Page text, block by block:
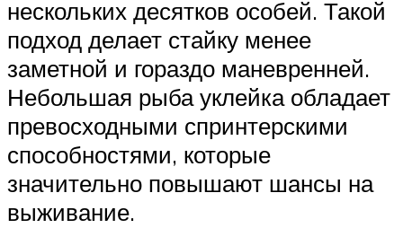
нескольких десятков особей. Такой
подход делает стайку менее
заметной и гораздо маневренней.
Небольшая рыба уклейка обладает
превосходными спринтерскими
способностями, которые
значительно повышают шансы на
выживание.